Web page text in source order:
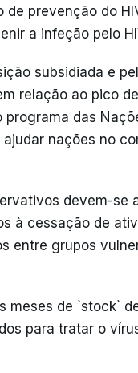
prevenção do
a infeção pelo
subsidiada e
relação ao pico
programa das
nações no
devem-se
à cessação de
entre grupos
meses de `stock`
para tratar o